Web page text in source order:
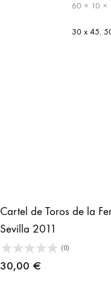
60 × 10 ×
30 x 45,
Cartel de Toros de la
Sevilla 2011
(0)
30,00 €